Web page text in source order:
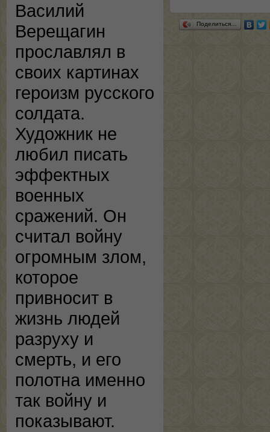
Василий
Верещагин
прославлял в
своих картинах
героизм русского
солдата.
Художник не
любил писать
эффектных
военных
сражений. Он
считал войну
огромным злом,
которое
привносит в
жизнь людей
разруху и
смерть, и его
полотна именно
так войну и
показывают.
Поделиться…